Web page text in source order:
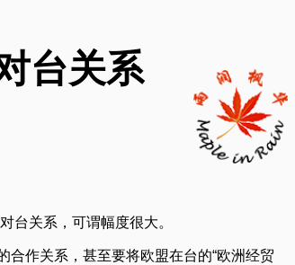
台关系
台关系，可谓幅度很大。
合作关系，甚至要将欧盟在台的“欧洲经贸